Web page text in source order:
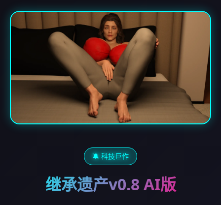
🔕 科技巨作
继承遗产v0.8 AI版